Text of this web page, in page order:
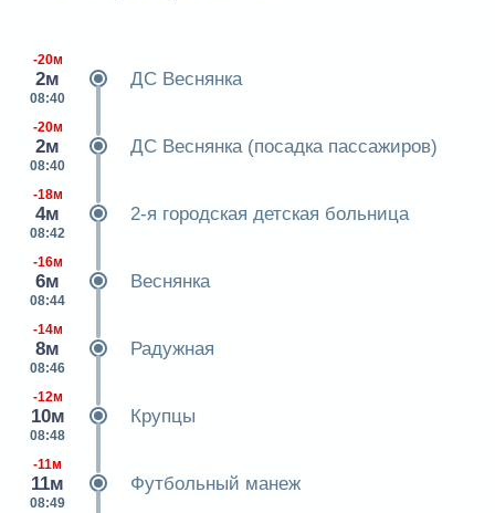
-20м
2м
08:40
ДС Веснянка
-20м
2м
08:40
ДС Веснянка (посадка пассажиров)
-18м
4м
08:42
2-я городская детская больница
-16м
6м
08:44
Веснянка
-14м
8м
08:46
Радужная
-12м
10м
08:48
Крупцы
-11м
11м
08:49
Футбольный манеж